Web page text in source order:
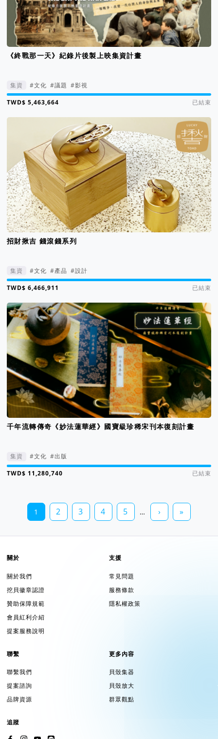
《終戰那一天》紀錄片後製上映集資計畫
集資 #文化 #議題 #影視
集資進度 122%
已結束
招財揪吉 錢滾錢系列
集資 #文化 #產品 #設計
集資進度 6656%
已結束
千年流轉傳奇《妙法蓮華經》國寶級珍稀宋刊本復刻計畫
集資 #文化 #出版
集資進度 2828%
已結束
1 2 3 4 5 … › »
關於
關於我們
挖貝徽章認證
贊助保障規範
會員紅利介紹
提案服務說明
支援
常見問題
服務條款
隱私權政策
聯繫
聯繫我們
提案諮詢
品牌資源
更多內容
貝殼集器
貝殼放大
群眾觀點
追蹤